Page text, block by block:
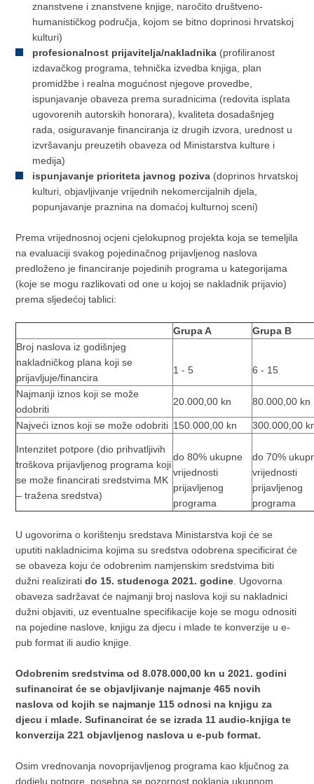
znanstvene i znanstvene knjige, naročito društveno-
humanističkog područja, kojom se bitno doprinosi hrvatskoj
kulturi)
profesionalnost prijavitelja/nakladnika (profiliranost
izdavačkog programa, tehnička izvedba knjiga, plan
promidžbe i realna mogućnost njegove provedbe,
ispunjavanje obaveza prema suradnicima (redovita isplata
ugovorenih autorskih honorara), kvaliteta dosadašnjeg
rada, osiguravanje financiranja iz drugih izvora, urednost u
izvršavanju preuzetih obaveza od Ministarstva kulture i
medija)
ispunjavanje prioriteta javnog poziva (doprinos hrvatskoj
kulturi, objavljivanje vrijednih nekomercijalnih djela,
popunjavanje praznina na domaćoj kulturnoj sceni)
Prema vrijednosnoj ocjeni cjelokupnog projekta koja se temeljila
na evaluaciji svakog pojedinačnog prijavljenog naslova
predloženo je financiranje pojedinih programa u kategorijama
(koje se mogu razlikovati od one u kojoj se nakladnik prijavio)
prema sljedećoj tablici:
Grupa A
Grupa B
Broj naslova iz godišnjeg
nakladničkog plana koji se
prijavljuje/financira
1 - 5 6 - 15
Najmanji iznos koji se može
odobriti
20.000,00 kn 80.000,00 kn
Najveći iznos koji se može odobriti 150.000,00 kn 300.000,00
Intenzitet potpore (dio prihvatljivih
troškova prijavljenog programa koji
se može financirati sredstvima MK
– tražena sredstva)
do 80% ukupne
vrijednosti
prijavljenog
programa
do 70%
vrijednosti
prijavljenog
programa
U ugovorima o korištenju sredstava Ministarstva koji će se
uputiti nakladnicima kojima su sredstva odobrena specificirat će
se obaveza koju će odobrenim namjenskim sredstvima biti
dužni realiziratido 15. studenoga 2021. godine . Ugovorna
obaveza sadržavat će najmanji broj naslova koji su nakladnici
dužni objaviti, uz eventualne specifikacije koje se mogu odnositi
na pojedine naslove, knjigu za djecu i mlade te konverzije u e-
pub format ili audio knjige.
Odobrenim sredstvima od 8.078.000,00 kn u 2021. godini
sufinancirat će se objavljivanje najmanje 465 novih
naslova od kojih se najmanje 115 odnosi na knjigu za
djecu i mlade. Sufinancirat će se izrada 11 audio-knjiga te
konverzija 221 objavljenog naslova u e-pub format.
Osim vrednovanja novoprijavljenog programa kao ključnog za
dodjelu potpore, posebna se pozornost poklanja ukupnom